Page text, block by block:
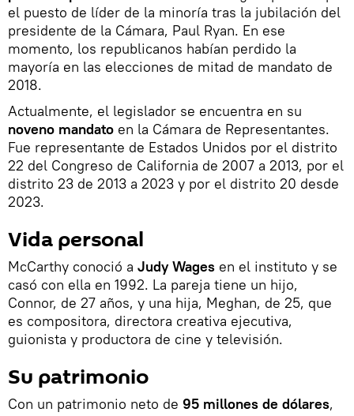
el puesto de líder de la minoría tras la jubilación del
presidente de la Cámara, Paul Ryan. En ese
momento, los republicanos habían perdido la
mayoría en las elecciones de mitad de mandato de
2018.
Actualmente, el legislador se encuentra en su
noveno mandato en la Cámara de Representantes.
Fue representante de Estados Unidos por el distrito
22 del Congreso de California de 2007 a 2013, por el
distrito 23 de 2013 a 2023 y por el distrito 20 desde
2023.
Vida personal
McCarthy conoció a Judy Wages en el instituto y se
casó con ella en 1992. La pareja tiene un hijo,
Connor, de 27 años, y una hija, Meghan, de 25, que
es compositora, directora creativa ejecutiva,
guionista y productora de cine y televisión.
Su patrimonio
Con un patrimonio neto de 95 millones de dólares,